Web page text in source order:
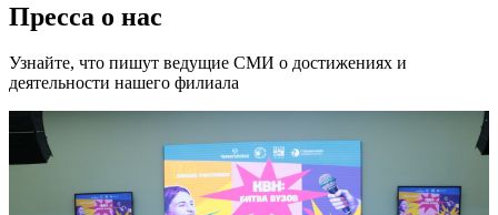
Пресса о нас
Узнайте, что пишут ведущие СМИ о достижениях и
деятельности нашего филиала